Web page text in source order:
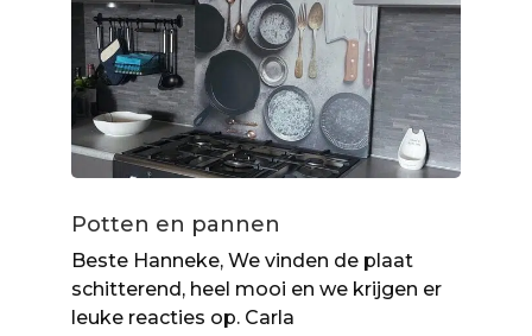
Potten en pannen
Beste Hanneke, We vinden de plaat
schitterend, heel mooi en we krijgen er
leuke reacties op. Carla